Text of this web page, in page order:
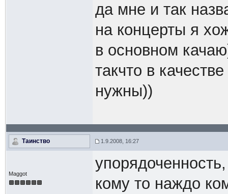
да мне и так
на концерты я
в основном
такчто в
нужны))
Таинство 1.9.2008, 16:27
Maggot
кому то наждо